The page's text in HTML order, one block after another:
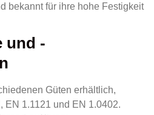
bekannt für ihre hohe Festigkeit
und -
Güten erhältlich,
1.1121 und EN 1.0402.